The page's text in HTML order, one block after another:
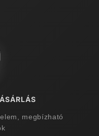
megbízható